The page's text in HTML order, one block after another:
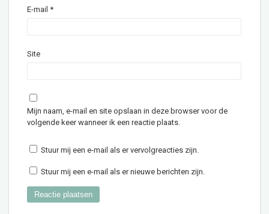
E-mail *
Site
Mijn naam, e-mail en site opslaan in deze browser voor de
volgende keer wanneer ik een reactie plaats.
Stuur mij een e-mail als er vervolgreacties zijn.
Stuur mij een e-mail als er nieuwe berichten zijn.